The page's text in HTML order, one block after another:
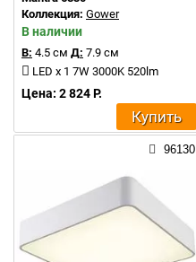
Коллекция: Gower
В наличии
В: 4.5 см Д: 7.9 см
LED x 1 7W 3000K 520lm
Цена: 2 824 Р.
Купить
96130